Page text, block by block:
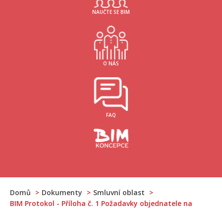
NAUČTE SE BIM
O NÁS
FAQ
Domů Dokumenty
Smluvní oblast
BIM Protokol - Příloha č. 1 Požadavky objednatele na